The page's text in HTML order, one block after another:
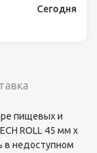
Сегодня
пищевых и
ROLL 45 мм х
в недоступном